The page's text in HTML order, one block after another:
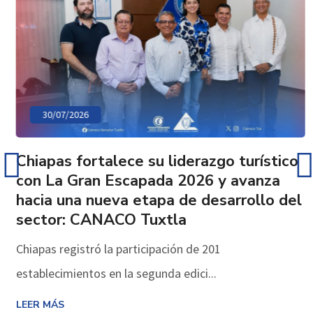
30/07/2026
Chiapas fortalece su liderazgo turístico
con La Gran Escapada 2026 y avanza
hacia una nueva etapa de desarrollo del
sector: CANACO Tuxtla
Chiapas registró la participación de 201
establecimientos en la segunda edici...
LEER MÁS